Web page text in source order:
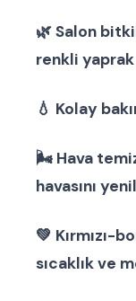
🌿Salon
renkli
💧 Kolay
🌬 Hava
havasını
💚 Kırmızı-
sıcaklık ve